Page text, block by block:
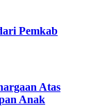
Pemkab
Atas
Anak